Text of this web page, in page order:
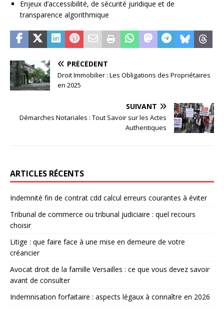
Enjeux d’accessibilité, de sécurité juridique et de
transparence algorithmique
PRÉCÉDENT
Droit Immobilier : Les Obligations des Propriétaires
en 2025
SUIVANT
Démarches Notariales : Tout Savoir sur les Actes
Authentiques
ARTICLES RÉCENTS
Indemnité fin de contrat cdd calcul erreurs courantes à éviter
Tribunal de commerce ou tribunal judiciaire : quel recours
choisir
Litige : que faire face à une mise en demeure de votre
créancier
Avocat droit de la famille Versailles : ce que vous devez savoir
avant de consulter
Indemnisation forfaitaire : aspects légaux à connaître en 2026